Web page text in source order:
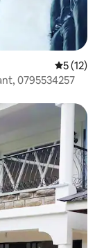
Note
5 (12)
0795534257